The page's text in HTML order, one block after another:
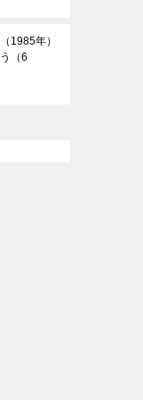
1985年）
（6